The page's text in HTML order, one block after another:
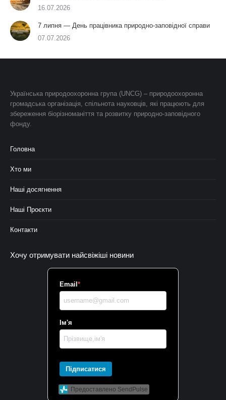
16.07.2026
7 липня — День працівника природно-заповідної справи
07.07.2026
Українська природоохоронна група (UNCG) – природоохоронна
громадська організація, спільнота науковців, які працюють для
збереження біорізноманіття та розвитку природно-заповідного
фонду.
Головна
Хто ми
Наші досягнення
Наші Проєкти
Контакти
Хочу отримувати найсвіжіші новини
Email *
Ім'я
Підписатися
Предоставлено SendPulse